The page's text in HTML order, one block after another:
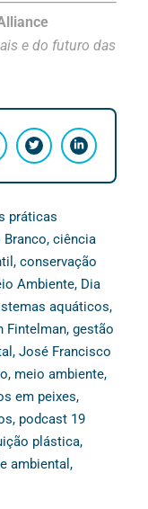
e do futuro das
práticas
, ciência
, conservação
Ambiente, Dia
aquáticos,
Fintelman, gestão
, José Francisco
, meio ambiente,
em peixes,
, podcast 19
plástica,
ambiental ,